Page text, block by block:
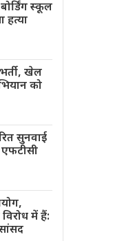
स्कूल
हत्या
खेल
को
सुनवाई
में हैं: